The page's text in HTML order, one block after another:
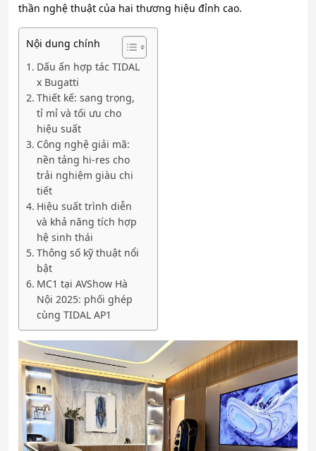
thần nghệ thuật của hai thương hiệu đỉnh cao.
Nội dung chính
Dấu ấn hợp tác TIDAL
x Bugatti
Thiết kế: sang trọng,
tỉ mỉ và tối ưu cho
hiệu suất
Công nghệ giải mã:
nền tảng hi-res cho
trải nghiệm giàu chi
tiết
Hiệu suất trình diễn
và khả năng tích hợp
hệ sinh thái
Thông số kỹ thuật nổi
bật
MC1 tại AVShow Hà
Nội 2025: phối ghép
cùng TIDAL AP1